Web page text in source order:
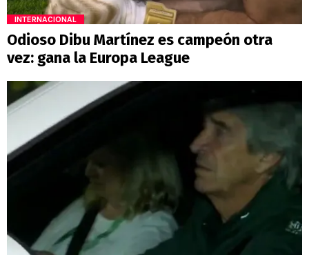
INTERNACIONAL
Odioso Dibu Martínez es campeón otra
vez: gana la Europa League